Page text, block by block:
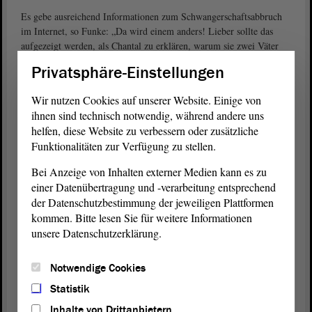
Es gebe ausreichend Informationen zum Schwangerschaftsabbruch
im Internet, so Funke: „Da wird einem anders! Lieber sollte das
aufgezeigt werden, als Chantal zu erklären, warum sie zwei Väter
Surrogate aus dem Ausland“. DerAntragder Linken sei reine
Regelung (§ 219a StGB) geschaffen habe.
Grüne: „Mein Körper, meine Entscheidung“
Cornelia Lüddemann (BÜNDNIS 90/DIE GRÜNEN)
sich dagegen, dass Ärztinnen und Ärzte für
Schwangerschaftsabbrüche werben würden, einzig um ihre Umsätze
zu steigern. Sie zeigte Unverständnis, dass allein die Information
über die Leistung des Abbruchs nach § 219a StGB geahndet werden
kriminalisierten Ärzte und veröffentlichten im Internet Listen mit
deren Namen und Adressen, um andere Abtreibungsgegner
aufzustacheln, empörte sich die Grünen-Politikerin, zeigte sich aber
Privatsphäre-Einstellungen
Wir nutzen Cookies auf unserer Website. Einige von
ihnen sind technisch notwendig, während andere uns
helfen, diese Website zu verbessern oder zusätzliche
Funktionalitäten zur Verfügung zu stellen.
Bei Anzeige von Inhalten externer Medien kann es zu
einer Datenübertragung und -verarbeitung entsprechend
der Datenschutzbestimmung der jeweiligen Plattformen
kommen. Bitte lesen Sie für weitere Informationen
unsere Datenschutzerklärung.
Notwendige Cookies
Statistik